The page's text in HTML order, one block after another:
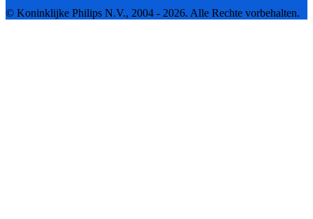
© Koninklijke Philips N.V., 2004 - 2026. Alle Rechte vorbehalten.